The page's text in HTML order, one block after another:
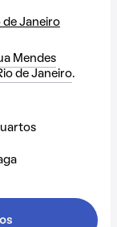
de Janeiro
Mendes
de Janeiro.